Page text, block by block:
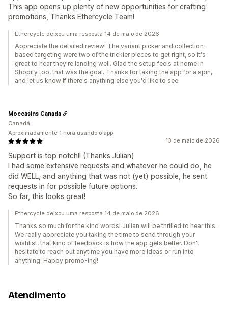
This app opens up plenty of new opportunities for crafting
promotions, Thanks Ethercycle Team!
Ethercycle deixou uma resposta 14 de maio de 2026
Appreciate the detailed review! The variant picker and collection-
based targeting were two of the trickier pieces to get right, so it's
great to hear they're landing well. Glad the setup feels at home in
Shopify too, that was the goal. Thanks for taking the app for a spin,
and let us know if there's anything else you'd like to see.
13 de maio de 2026
Support is top notch!! (Thanks Julian)
I had some extensive requests and whatever he could do, he
did WELL, and anything that was not (yet) possible, he sent
requests in for possible future options.
So far, this looks great!
Moccasins Canada
Canadá
Aproximadamente 1 hora usando o app
Ethercycle deixou uma resposta 14 de maio de 2026
Thanks so much for the kind words! Julian will be thrilled to hear this.
We really appreciate you taking the time to send through your
wishlist, that kind of feedback is how the app gets better. Don't
hesitate to reach out anytime you have more ideas or run into
anything. Happy promo-ing!
Atendimento